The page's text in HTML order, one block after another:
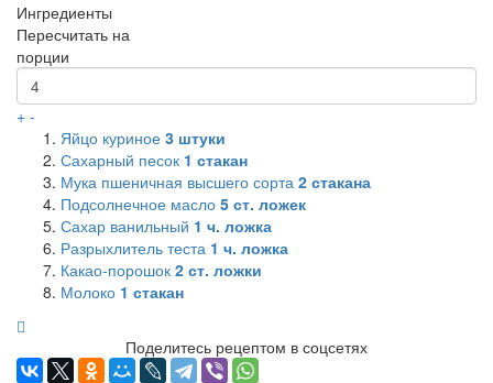
Ингредиенты
Пересчитать на
порции
+ -
Яйцо куриное 3 штуки
Сахарный песок 1 стакан
Мука пшеничная высшего сорта 2 стакана
Подсолнечное масло 5 ст. ложек
Сахар ванильный 1 ч. ложка
Разрыхлитель теста 1 ч. ложка
Какао-порошок 2 ст. ложки
Молоко 1 стакан
Поделитесь рецептом в соцсетях